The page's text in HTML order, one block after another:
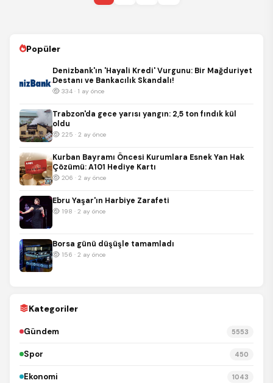
Popüler
Denizbank'ın 'Hayali Kredi' Vurgunu: Bir Mağduriyet
Destanı ve Bankacılık Skandalı!
334 · 1 ay önce
Trabzon'da gece yarısı yangın: 2,5 ton fındık kül
oldu
225 · 2 ay önce
Kurban Bayramı Öncesi Kurumlara Esnek Yan Hak
Çözümü: A101 Hediye Kartı
206 · 2 ay önce
Ebru Yaşar'ın Harbiye Zarafeti
198 · 2 ay önce
Borsa günü düşüşle tamamladı
156 · 2 ay önce
Kategoriler
Gündem 5553
Spor 450
Ekonomi 1043